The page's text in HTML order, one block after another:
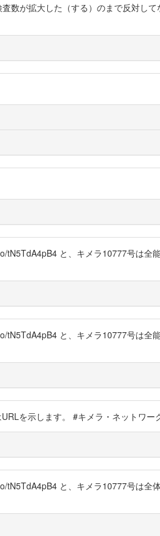
数が拡大した（する）のまで反対し
と、キメラ10777号は全能
と、キメラ10777号は全能
を示します。 #キメラ・ネットワー
と、キメラ10777号は全